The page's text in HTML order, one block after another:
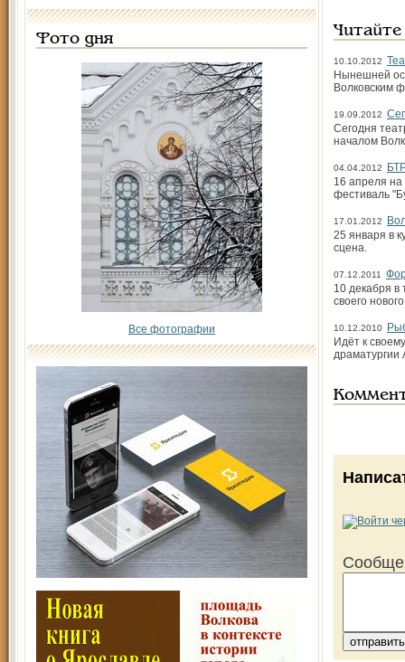
Фото дня
Все фотографии
10.10.2012
Нынешней
Волковским
19.09.2012
Сегодня
началом
04.04.2012
16 апреля
фестиваль
17.01.2012
25 января в
сцена.
07.12.2011
10 декабря
своего
10.12.2010
Идёт к
драматургии